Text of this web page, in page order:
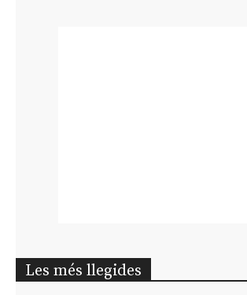
Les més llegides